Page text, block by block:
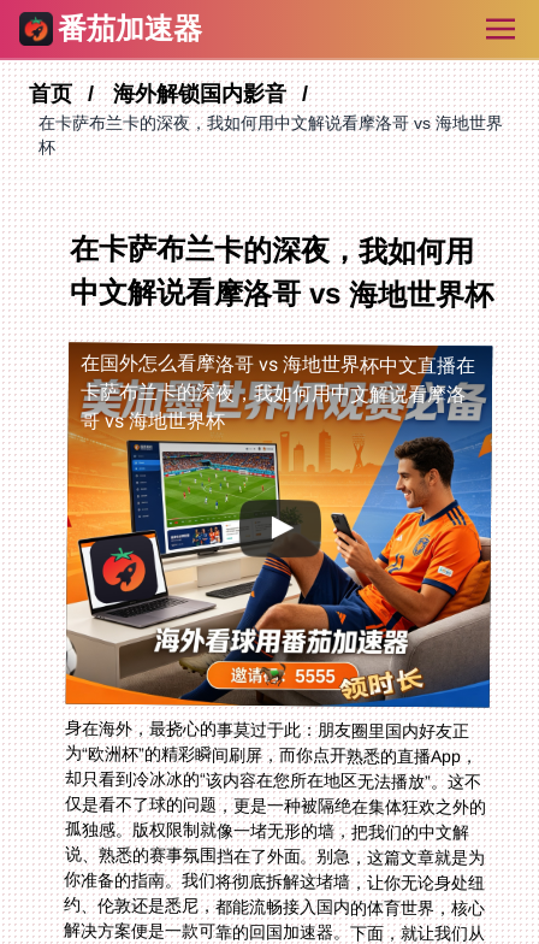
番茄加速器
首页 海外解锁国内影音
在卡萨布兰卡的深夜，我如何用中文解说看摩洛哥 vs 海地世界
杯
在卡萨布兰卡的深夜，我如何用
中文解说看摩洛哥 vs 海地世界杯
在国外怎么看摩洛哥 vs 海地世界杯中文直播在
卡萨布兰卡的深夜，我如何用中文解说看摩洛
哥 vs 海地世界杯
身在海外，最挠心的事莫过于此：朋友圈里国内好友正
为“欧洲杯”的精彩瞬间刷屏，而你点开熟悉的直播App，
却只看到冷冰冰的“该内容在您所在地区无法播放”。这不
仅是看不了球的问题，更是一种被隔绝在集体狂欢之外的
孤独感。版权限制就像一堵无形的墙，把我们的中文解
说、熟悉的赛事氛围挡在了外面。别急，这篇文章就是为
你准备的指南。我们将彻底拆解这堵墙，让你无论身处纽
约、伦敦还是悉尼，都能流畅接入国内的体育世界，核心
解决方案便是一款可靠的回国加速器。下面，就让我们从